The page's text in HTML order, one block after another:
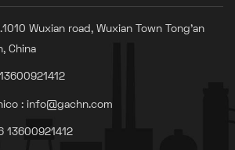
Wuxian road, Wuxian Town Tong'an
China
: info@gachn.com
13600921412